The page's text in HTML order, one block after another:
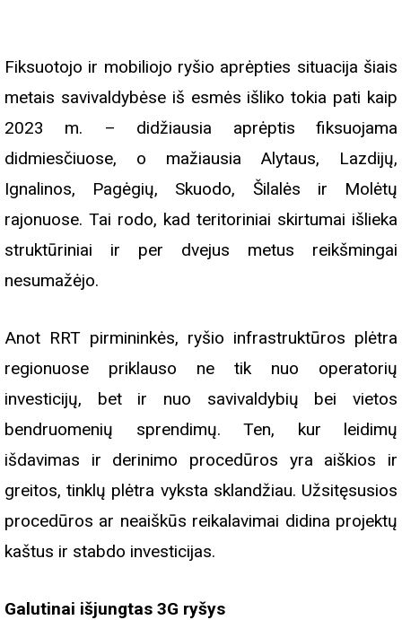
Fiksuotojo ir mobiliojo ryšio aprėpties situacija šiais
metais savivaldybėse iš esmės išliko tokia pati kaip
2023 m. – didžiausia aprėptis fiksuojama
didmiesčiuose, o mažiausia Alytaus, Lazdijų,
Ignalinos, Pagėgių, Skuodo, Šilalės ir Molėtų
rajonuose. Tai rodo, kad teritoriniai skirtumai išlieka
struktūriniai ir per dvejus metus reikšmingai
nesumažėjo.
Anot RRT pirmininkės, ryšio infrastruktūros plėtra
regionuose priklauso ne tik nuo operatorių
investicijų, bet ir nuo savivaldybių bei vietos
bendruomenių sprendimų. Ten, kur leidimų
išdavimas ir derinimo procedūros yra aiškios ir
greitos, tinklų plėtra vyksta sklandžiau. Užsitęsusios
procedūros ar neaiškūs reikalavimai didina projektų
kaštus ir stabdo investicijas.
Galutinai išjungtas 3G ryšys